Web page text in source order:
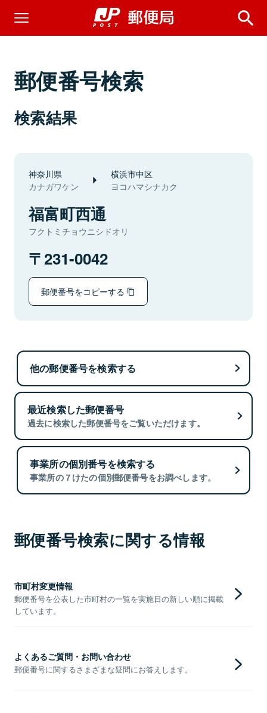
郵便番号検索
検索結果
神奈川県
カナガワケン
横浜市中区
ヨコハマシナカク
福富町西通
フクトミチョウニシドオリ
231-0042
郵便番号をコピーする
他の郵便番号を検索する
最近検索した郵便番号
過去に検索した郵便番号をご覧いただけます。
事業所の個別番号を検索する
事業所の７けたの個別郵便番号をお調べします。
郵便番号検索に関する情報
市町村変更情報
郵便番号を公表した市町村の一覧を実施日の新しい順に掲載
しています。
よくあるご質問・お問い合わせ
郵便番号に関するさまざまな疑問にお答えします。